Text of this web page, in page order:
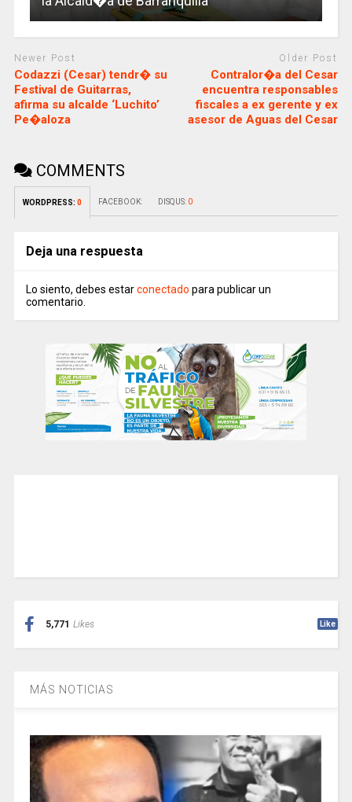
Newer Post
Codazzi (Cesar) tendr� su
Festival de Guitarras,
afirma su alcalde ‘Luchito’
Pe�aloza
Older Post
Contralor�a del Cesar
encuentra responsables
fiscales a ex gerente y ex
asesor de Aguas del Cesar
COMMENTS
WORDPRESS: 0 FACEBOOK: DISQUS: 0
Deja una respuesta
Lo siento, debes estarconectado para publicar un
comentario.
5,771 Likes Like
MÁS NOTICIAS